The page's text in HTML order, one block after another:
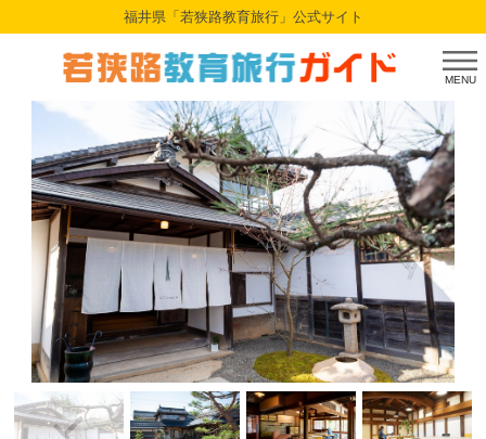
福井県「若狭路教育旅行」公式サイト
MENU